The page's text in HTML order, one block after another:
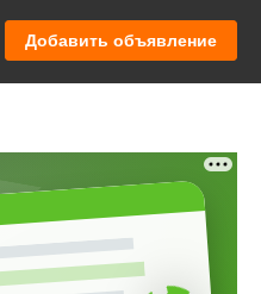
Добавить объявление